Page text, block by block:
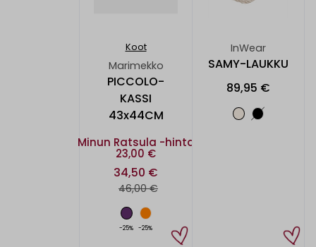
Koot
Marimekko
PICCOLO-
KASSI
43x44CM
Minun Ratsula -hinta
23,00 €
34,50 €
46,00 €
-25% -25%
InWear
SAMY-LAUKKU
89,95 €